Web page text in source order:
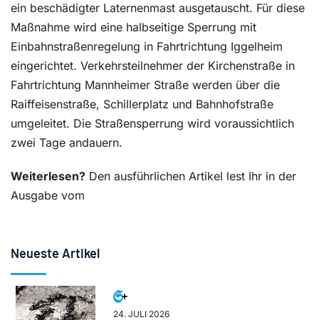
ein beschädigter Laternenmast ausgetauscht. Für diese
Maßnahme wird eine halbseitige Sperrung mit
Einbahnstraßenregelung in Fahrtrichtung Iggelheim
eingerichtet. Verkehrsteilnehmer der Kirchenstraße in
Fahrtrichtung Mannheimer Straße werden über die
Raiffeisenstraße, Schillerplatz und Bahnhofstraße
umgeleitet. Die Straßensperrung wird voraussichtlich
zwei Tage andauern.
Weiterlesen? Den ausführlichen Artikel lest Ihr in der
Ausgabe vom
Neueste Artikel
24. JULI 2026